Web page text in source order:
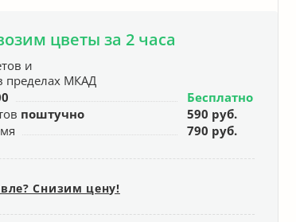
цветы за 2 часа
и
пределах МКАД
Бесплатно
поштучно
590 руб.
790 руб.
Снизим цену!